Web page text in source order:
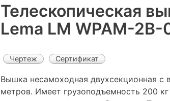
Телескопическая
Lema LM WPAM-2B-
Чертеж Сертификат
Вышка несамоходная двухсекционная с
метров. Имеет грузоподъемность 200